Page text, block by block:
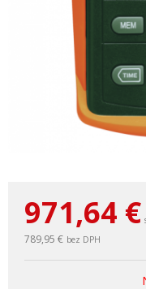
971,64 €
789,95 € bez DPH